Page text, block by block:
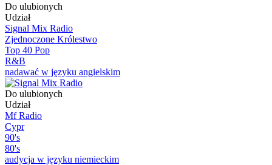
Do ulubionych
Udział
Signal Mix Radio
Zjednoczone Królestwo
Top 40 Pop
R&B
nadawać w języku angielskim
Do ulubionych
Udział
Mf Radio
Cypr
90's
80's
audycja w języku niemieckim